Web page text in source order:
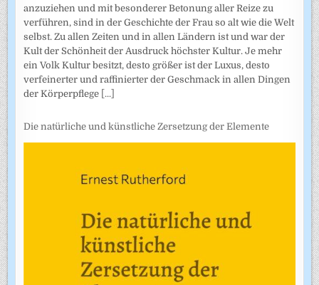
anzuziehen und mit besonderer Betonung aller Reize zu
verführen, sind in der Geschichte der Frau so alt wie die Welt
selbst. Zu allen Zeiten und in allen Ländern ist und war der
Kult der Schönheit der Ausdruck höchster Kultur. Je mehr
ein Volk Kultur besitzt, desto größer ist der Luxus, desto
verfeinerter und raffinierter der Geschmack in allen Dingen
der Körperpflege [...]
Die natürliche und künstliche Zersetzung der Elemente